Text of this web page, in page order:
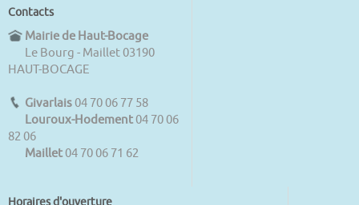
Contacts
Mairie de Haut-Bocage
Le Bourg - Maillet 03190
HAUT-BOCAGE
Givarlais 04 70 06 77 58
Louroux-Hodement 04 70 06
82 06
Maillet 04 70 06 71 62
Horaires d'ouverture